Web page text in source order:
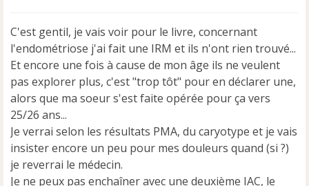
s
a
g
e
n
o
n
l
u
C'est gentil, je vais voir pour le livre, concernant
l'endométriose j'ai fait une IRM et ils n'ont rien trouvé...
Et encore une fois à cause de mon âge ils ne veulent
pas explorer plus, c'est "trop tôt" pour en déclarer une,
alors que ma soeur s'est faite opérée pour ça vers
25/26 ans...
Je verrai selon les résultats PMA, du caryotype et je vais
insister encore un peu pour mes douleurs quand (si ?)
je reverrai le médecin.
Je ne peux pas enchaîner avec une deuxième IAC, le